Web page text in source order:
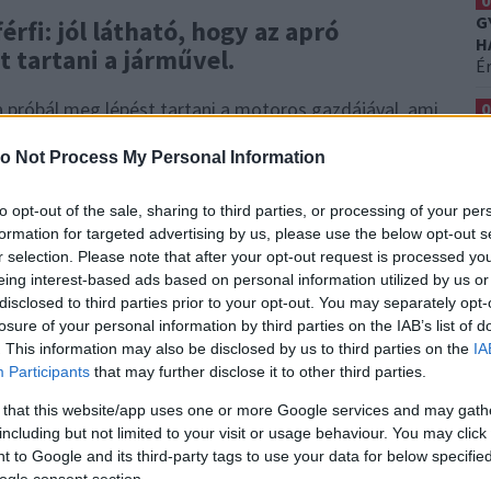
Not Process My Personal Information
opt-out of the sale, sharing to third parties, or processing of your
for targeted advertising by us, please use the below opt-out
selection. Please note that after your opt-out request is processed
interest-based ads based on personal information utilized by us
to third parties prior to your opt-out. You may separately
of your personal information by third parties on the IAB’s list of
This information may also be disclosed by us to third parties on the
Participants that may further disclose it to other third parties.
that this website/app uses one or more Google services and may
but not limited to your visit or usage behaviour. You may
to Google and its third-party tags to use your data for below
consent section.
jól látható, hogy az apró
tartani a járművel.
meg lépést tartani a motoros gazdájával, ami
kezdett az üggyel.A felvételt készítő férfi is
miért nem engedte a kutyát fel a motorra. A nő azt
a járműre.
rendszámtábla alapján
bűnösnek találják, 9 hónap